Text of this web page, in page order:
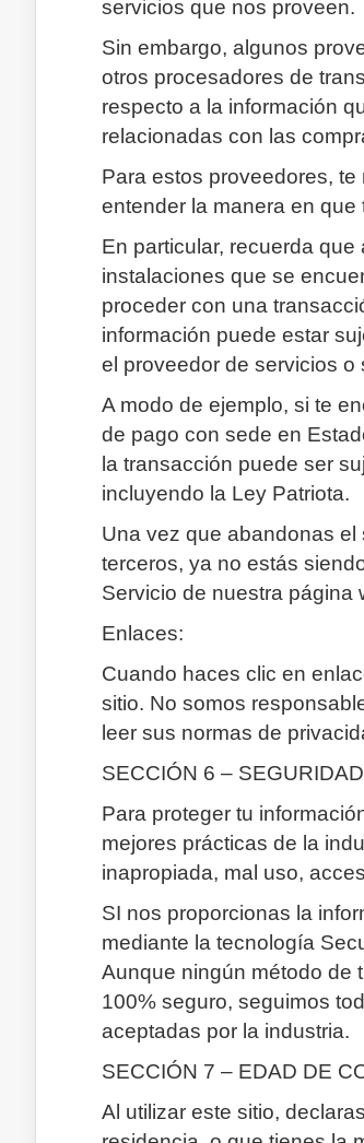
servicios que nos proveen.
Sin embargo, algunos
otros procesadores de
respecto a la información
relacionadas con las
Para estos proveedores,
entender la manera en
En particular, recuerda
instalaciones que se
proceder con una
información puede estar
el proveedor de servicios o
A modo de ejemplo, si te
de pago con sede en
la transacción puede ser
incluyendo la Ley Patriota.
Una vez que abandonas el
terceros, ya no estás
Servicio de nuestra página
Enlaces:
Cuando haces clic en
sitio. No somos
leer sus normas de
SECCIÓN 6 – SEGURIDAD
Para proteger tu
mejores prácticas de la
inapropiada, mal uso,
SI nos proporcionas la
mediante la tecnología
Aunque ningún método de
100% seguro, seguimos
aceptadas por la industria.
SECCIÓN 7 – EDAD DE
Al utilizar este sitio,